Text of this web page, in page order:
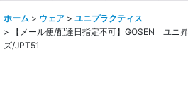
ホーム > ウェア > ユニプラクティス
>
【メール便/配達日指定不可】GOSEN ユ
ズ/JPT51